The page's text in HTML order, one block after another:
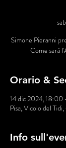
Simone Pieranni
Come sarà
Orario &
14 dic 2024,
Pisa, Vicolo del
Info